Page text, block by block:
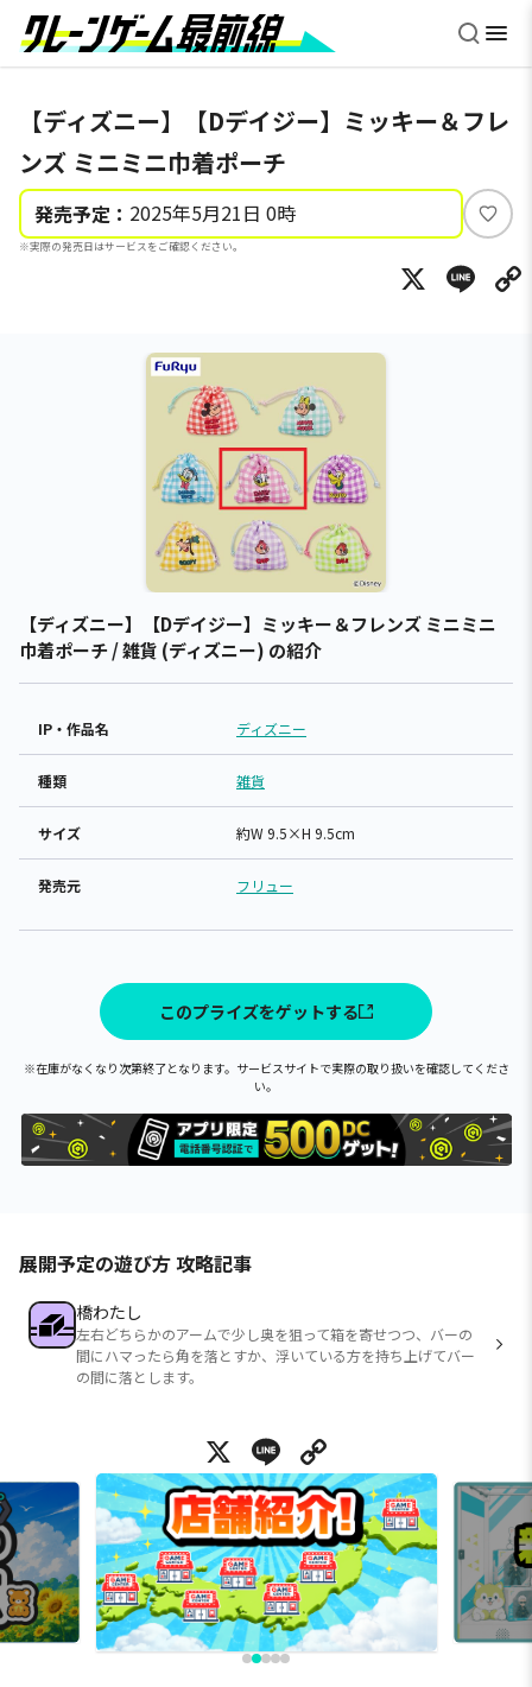
【ディズニー】【Dデイジー】ミッキー＆フレ
ンズ ミニミニ巾着ポーチ
発売予定： 2025年5月21日 0時
※実際の発売日はサービスをご確認ください。
い
ね
X
【ディズニー】【Dデイジー】ミッキー＆フレンズ ミニミニ
巾着ポーチ / 雑貨 (ディズニー) の紹介
IP・作品名 ディズニー
種類 雑貨
サイズ 約W 9.5×H 9.5cm
発売元 フリュー
このプライズをゲットする
※在庫がなくなり次第終了となります。サービスサイトで実際の取り扱いを確認してくださ
い。
展開予定の遊び方 攻略記事
橋わたし
左右どちらかのアームで少し奥を狙って箱を寄せつつ、バーの
間にハマったら角を落とすか、浮いている方を持ち上げてバー
の間に落とします。
X Line